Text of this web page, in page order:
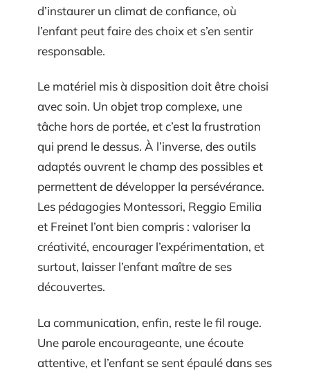
d’instaurer un climat de confiance, où
l’enfant peut faire des choix et s’en sentir
responsable.
Le matériel mis à disposition doit être choisi
avec soin. Un objet trop complexe, une
tâche hors de portée, et c’est la frustration
qui prend le dessus. À l’inverse, des outils
adaptés ouvrent le champ des possibles et
permettent de développer la persévérance.
Les pédagogies Montessori, Reggio Emilia
et Freinet l’ont bien compris : valoriser la
créativité, encourager l’expérimentation, et
surtout, laisser l’enfant maître de ses
découvertes.
La communication, enfin, reste le fil rouge.
Une parole encourageante, une écoute
attentive, et l’enfant se sent épaulé dans ses